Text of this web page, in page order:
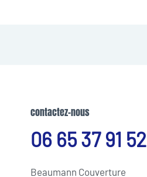
contactez-nous
06 65 37 91 52
Beaumann Couverture